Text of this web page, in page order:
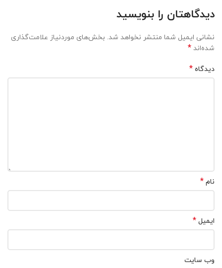
دیدگاهتان را بنویسید
نشانی ایمیل شما منتشر نخواهد شد. بخش‌های موردنیاز علامت‌گذاری
شده‌اند *
دیدگاه *
نام *
ایمیل *
وب‌ سایت